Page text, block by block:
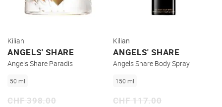
Kilian
ANGELS' SHARE
Angels Share Paradis
50 ml
CHF 398.00
Kilian
ANGELS' SHARE
Angels Share Body Spray
150 ml
CHF 117.00